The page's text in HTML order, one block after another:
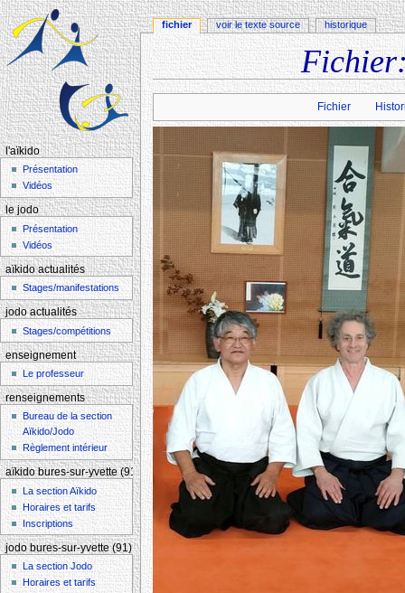
Aller à :navigation , rechercher
Fichier
fichier voir le texte source historique
l'aïkido
Présentation
Vidéos
le jodo
Présentation
Vidéos
aïkido actualités
Stages/manifestations
jodo actualités
Stages/compétitions
enseignement
Le professeur
renseignements
Bureau de la section
Aïkido/Jodo
Règlement intérieur
aïkido bures-sur-yvette (91)
La section Aïkido
Horaires et tarifs
Inscriptions
jodo bures-sur-yvette (91)
La section Jodo
Horaires et tarifs